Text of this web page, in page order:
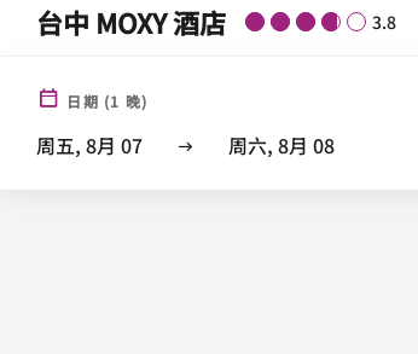
台中 MOXY 酒店 3.8
日期 (1 晚)
周五, 8月 07 周六, 8月 08